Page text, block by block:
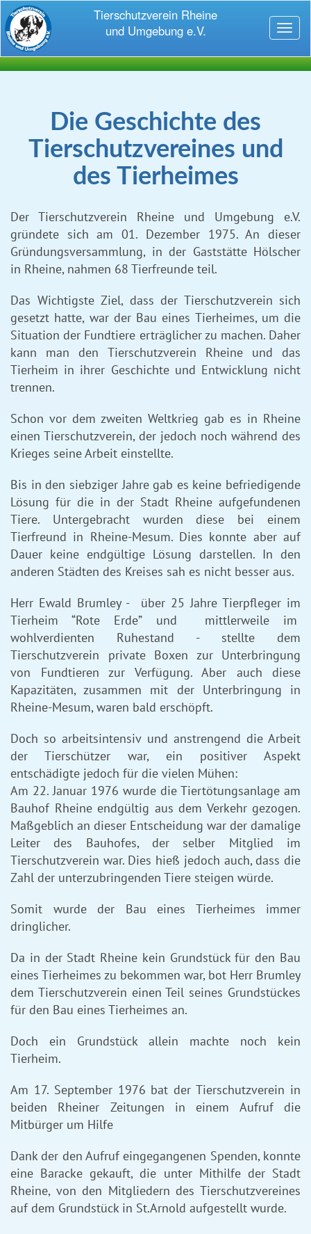
Tierschutzverein Rheine
und Umgebung e.V.
Die Geschichte des
Tierschutzvereines und
des Tierheimes
Der Tierschutzverein Rheine und Umgebung e.V.
gründete sich am 01. Dezember 1975. An dieser
Gründungsversammlung, in der Gaststätte Hölscher
in Rheine, nahmen 68 Tierfreunde teil.
Das Wichtigste Ziel, dass der Tierschutzverein sich
gesetzt hatte, war der Bau eines Tierheimes, um die
Situation der Fundtiere erträglicher zu machen. Daher
kann man den Tierschutzverein Rheine und das
Tierheim in ihrer Geschichte und Entwicklung nicht
trennen.
Schon vor dem zweiten Weltkrieg gab es in Rheine
einen Tierschutzverein, der jedoch noch während des
Krieges seine Arbeit einstellte.
Bis in den siebziger Jahre gab es keine befriedigende
Lösung für die in der Stadt Rheine aufgefundenen
Tiere. Untergebracht wurden diese bei einem
Tierfreund in Rheine-Mesum. Dies konnte aber auf
Dauer keine endgültige Lösung darstellen. In den
anderen Städten des Kreises sah es nicht besser aus.
Herr Ewald Brumley - über 25 Jahre Tierpfleger im
Tierheim “Rote Erde” und mittlerweile im
wohlverdienten Ruhestand - stellte dem
Tierschutzverein private Boxen zur Unterbringung
von Fundtieren zur Verfügung. Aber auch diese
Kapazitäten, zusammen mit der Unterbringung in
Rheine-Mesum, waren bald erschöpft.
Doch so arbeitsintensiv und anstrengend die Arbeit
der Tierschützer war, ein positiver Aspekt
entschädigte jedoch für die vielen Mühen:
Am 22. Januar 1976 wurde die Tiertötungsanlage am
Bauhof Rheine endgültig aus dem Verkehr gezogen.
Maßgeblich an dieser Entscheidung war der damalige
Leiter des Bauhofes, der selber Mitglied im
Tierschutzverein war. Dies hieß jedoch auch, dass die
Zahl der unterzubringenden Tiere steigen würde.
Somit wurde der Bau eines Tierheimes immer
dringlicher.
Da in der Stadt Rheine kein Grundstück für den Bau
eines Tierheimes zu bekommen war, bot Herr Brumley
dem Tierschutzverein einen Teil seines Grundstückes
für den Bau eines Tierheimes an.
Doch ein Grundstück allein machte noch kein
Tierheim.
Am 17. September 1976 bat der Tierschutzverein in
beiden Rheiner Zeitungen in einem Aufruf die
Mitbürger um Hilfe
Dank der den Aufruf eingegangenen Spenden, konnte
eine Baracke gekauft, die unter Mithilfe der Stadt
Rheine, von den Mitgliedern des Tierschutzvereines
auf dem Grundstück in St.Arnold aufgestellt wurde.